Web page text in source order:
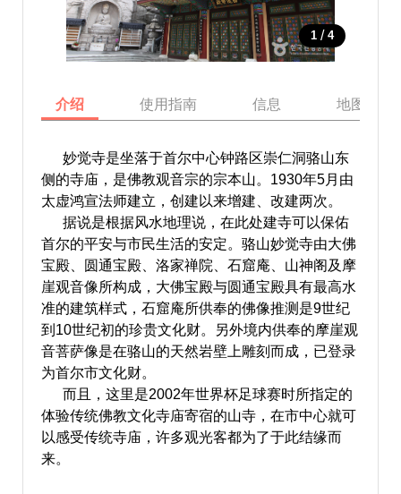
1 / 4
介绍 使用指南 信息 地图
妙觉寺是坐落于首尔中心钟路区崇仁洞骆山东
侧的寺庙，是佛教观音宗的宗本山。1930年5月由
太虚鸿宣法师建立，创建以来增建、改建两次。
据说是根据风水地理说，在此处建寺可以保佑
首尔的平安与市民生活的安定。骆山妙觉寺由大佛
宝殿、圆通宝殿、洛家禅院、石窟庵、山神阁及摩
崖观音像所构成，大佛宝殿与圆通宝殿具有最高水
准的建筑样式，石窟庵所供奉的佛像推测是9世纪
到10世纪初的珍贵文化财。另外境内供奉的摩崖观
音菩萨像是在骆山的天然岩壁上雕刻而成，已登录
为首尔市文化财。
而且，这里是2002年世界杯足球赛时所指定的
体验传统佛教文化寺庙寄宿的山寺，在市中心就可
以感受传统寺庙，许多观光客都为了于此结缘而
来。